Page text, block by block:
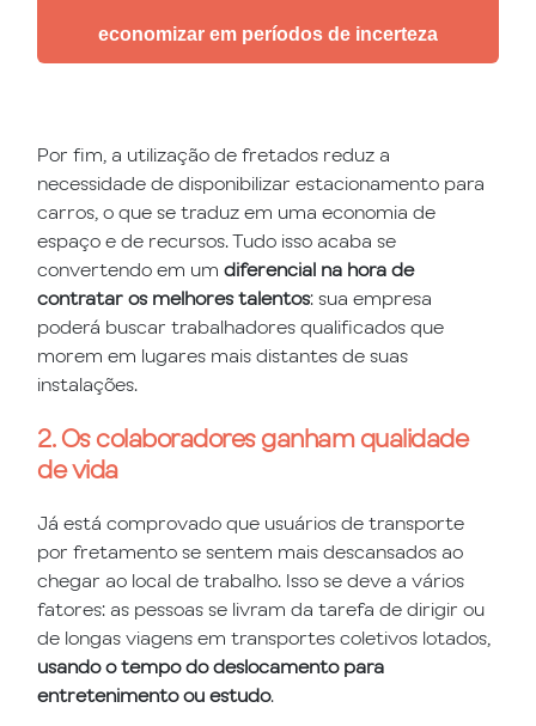
economizar em períodos de incerteza
Por fim, a utilização de fretados reduz a
necessidade de disponibilizar estacionamento para
carros, o que se traduz em uma economia de
espaço e de recursos. Tudo isso acaba se
convertendo em um diferencial na hora de
contratar os melhores talentos: sua empresa
poderá buscar trabalhadores qualificados que
morem em lugares mais distantes de suas
instalações.
2. Os colaboradores ganham qualidade
de vida
Já está comprovado que usuários de transporte
por fretamento se sentem mais descansados ao
chegar ao local de trabalho. Isso se deve a vários
fatores: as pessoas se livram da tarefa de dirigir ou
de longas viagens em transportes coletivos lotados,
usando o tempo do deslocamento para
entretenimento ou estudo.